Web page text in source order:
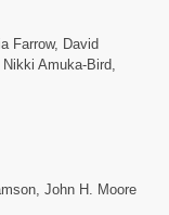
Farrow, David
Nikki Amuka-Bird,
, John H. Moore